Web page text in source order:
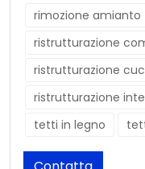
rimozione amianto
ristrutturazione
ristrutturazione
ristrutturazione
tetti in legno